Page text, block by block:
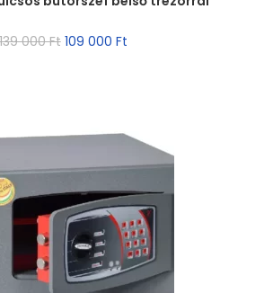
000Ft 109 000 Ft